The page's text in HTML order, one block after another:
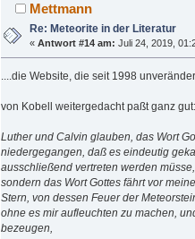
Mettmann
Re: Meteorite in der Literatur
«Antwort #14 am: Juli 24, 2019,
....die Website, die seit 1998
von Kobell weitergedacht paßt ganz gut:
Luther und Calvin glauben, das Wort
niedergegangen, daß es eindeutig
ausschließend vertreten werden
sondern das Wort Gottes fährt vor
Stern, von dessen Feuer der
ohne es mir aufleuchten zu machen,
bezeugen,